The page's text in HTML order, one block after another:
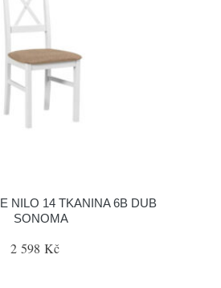
NILO 14 TKANINA 6B DUB
SONOMA
2 598 Kč